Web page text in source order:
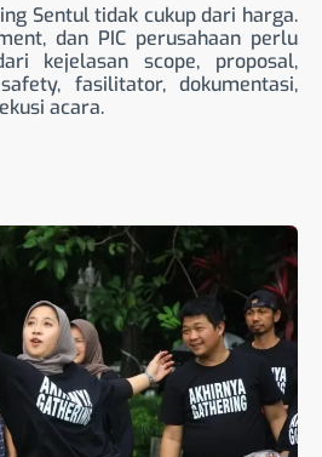
Sentul tidak cukup dari harga.
dan PIC perusahaan perlu
kejelasan scope, proposal,
fasilitator, dokumentasi,
acara.